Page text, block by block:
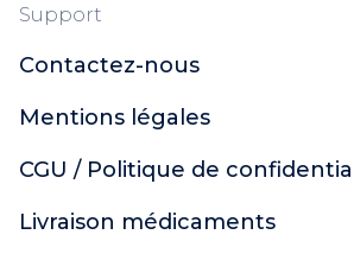
Support
Contactez-nous
Mentions légales
CGU / Politique de
Livraison médicaments